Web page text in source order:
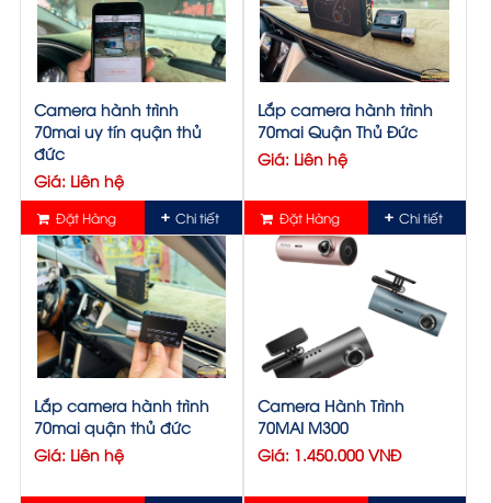
Camera hành trình
70mai uy tín quận thủ
đức
Giá: Liên hệ
Đặt Hàng Chi tiết
Lắp camera hành trình
70mai Quận Thủ Đức
Giá: Liên hệ
Đặt Hàng Chi tiết
Lắp camera hành trình
70mai quận thủ đức
Giá: Liên hệ
Camera Hành Trình
70MAI M300
Giá: 1.450.000 VNĐ